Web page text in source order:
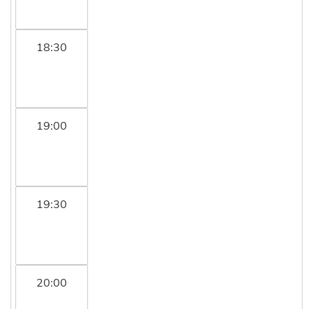
18:30
19:00
19:30
20:00